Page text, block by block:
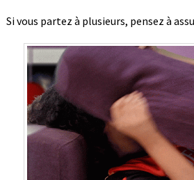
Si vous partez à plusieurs, pensez à